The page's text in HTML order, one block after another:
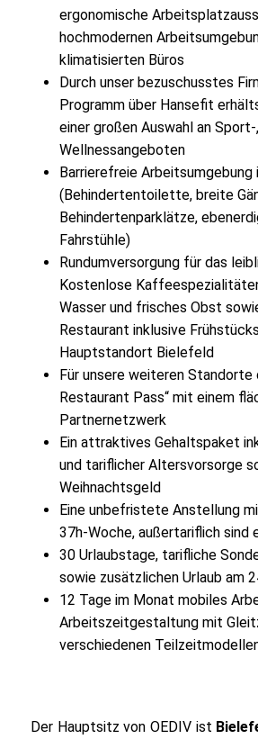
ergonomische
hochmodernen
klimatisierten Büros
Durch unser bezuschusstes
Programm über Hansefit
einer großen Auswahl an
Wellnessangeboten
Barrierefreie
(Behindertentoilette, breite
Behindertenparklätze,
Fahrstühle)
Rundumversorgung für das
Kostenlose
Wasser und frisches Obst
Restaurant inklusive
Hauptstandort Bielefeld
Für unsere weiteren Standorte
Restaurant Pass“ mit einem
Partnernetzwerk
Ein attraktives Gehaltspaket
und tariflicher Altersvorsorge
Weihnachtsgeld
Eine unbefristete Anstellung
37h-Woche, außertariflich sind
30 Urlaubstage, tarifliche
sowie zusätzlichen Urlaub am
12 Tage im Monat mobiles
Arbeitszeitgestaltung mit
verschiedenen
Der Hauptsitz von OEDIV ist